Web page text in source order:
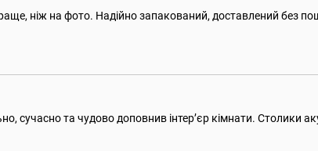
ніж на фото. Надійно запакований, доставлений без
та чудово доповнив інтер’єр кімнати. Столики